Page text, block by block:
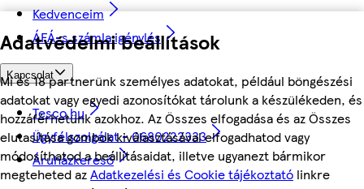
Adatvédelmi beállítások
Mi és 18 partnerünk személyes adatokat, például böngészési
adatokat vagy egyedi azonosítókat tárolunk a készülékeden, és
hozzáférhetünk azokhoz. Az Összes elfogadása és az Összes
elutasítása gombok kiválasztásával elfogadhatod vagy
módosíthatod a beállításaidat, illetve ugyanezt bármikor
megteheted azAdatkezelési és Cookie tájékoztató linkre
Kedvenceim
ÁFÁ-s számla igénylés
Kapcsolat
Tesco.hu
Ügyfélszolgálat - 0680222333
Áruházkereső